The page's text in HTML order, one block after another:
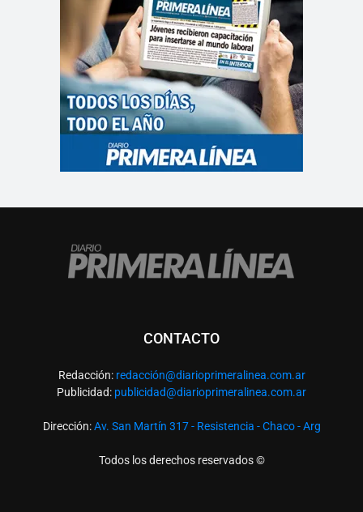
CONTACTO
Redacción: redacción@diarioprimeralinea.com.ar
Publicidad: publicidad@diarioprimeralinea.com.ar
Dirección:Av. San Martín 317 - Resistencia - Chaco - Arg
Todos los derechos reservados ©